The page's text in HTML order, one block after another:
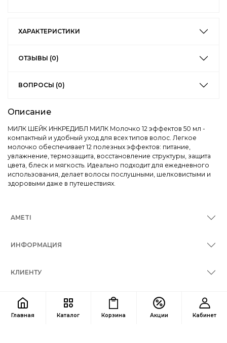
Главная Каталог Корзина Акции Кабинет
ХАРАКТЕРИСТИКИ
ОТЗЫВЫ (0)
ВОПРОСЫ (0)
Описание
МИЛК ШЕЙК ИНКРЕДИБЛ МИЛК Молочко 12 эффектов 50 мл -
компактный и удобный уход для всех типов волос. Легкое
молочко обеспечивает 12 полезных эффектов: питание,
увлажнение, термозащита, восстановление структуры, защита
цвета, блеск и мягкость. Идеально подходит для ежедневного
использования, делает волосы послушными, шелковистыми и
здоровыми даже в путешествиях.
AMETI
ИНФОРМАЦИЯ
КЛИЕНТУ
КОНТАКТЫ